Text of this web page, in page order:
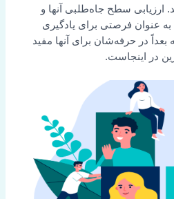
ارزیابی سطح جاه‌طلبی آنها و
عنوان فرصتی برای یادگیری
در حرفه‌شان برای آنها مفید
در اینجاست.